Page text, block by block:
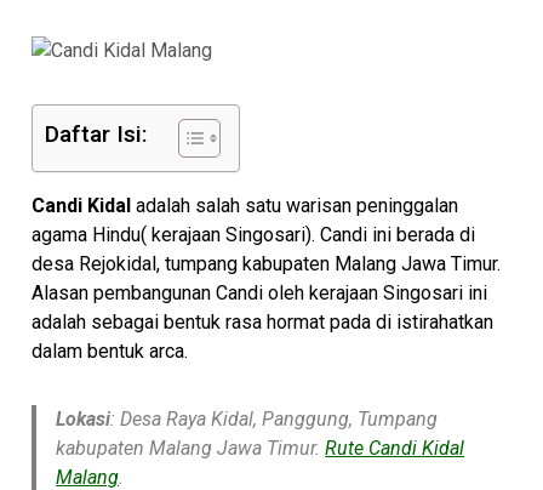
Daftar Isi:
Candi Kidal adalah salah satu warisan peninggalan
agama Hindu( kerajaan Singosari). Candi ini berada di
desa Rejokidal, tumpang kabupaten Malang Jawa Timur.
Alasan pembangunan Candi oleh kerajaan Singosari ini
adalah sebagai bentuk rasa hormat pada di istirahatkan
dalam bentuk arca.
Lokasi: Desa Raya Kidal, Panggung, Tumpang
kabupaten Malang Jawa Timur.Rute Candi Kidal
Malang.